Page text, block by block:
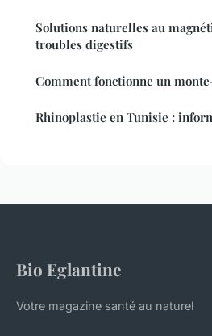
Solutions naturelles au
troubles digestifs
Comment fonctionne un
Rhinoplastie en Tunisie :
Bio Eglantine
Votre magazine santé au naturel